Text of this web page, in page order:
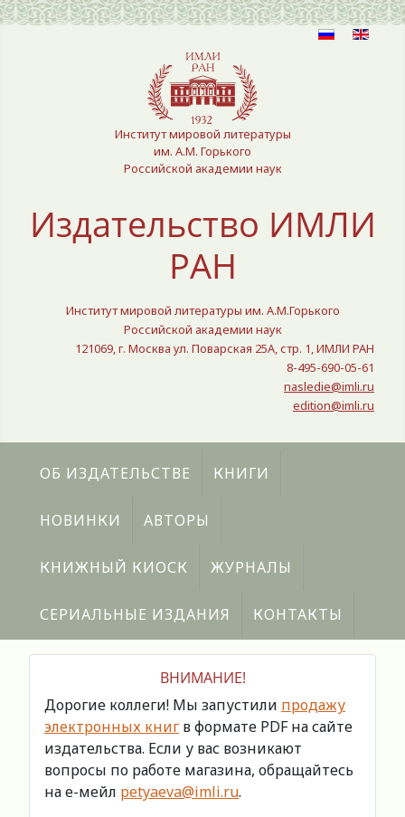
Выберите язык
Институт мировой литературы
им. А.М. Горького
Российской академии наук
Издательство ИМЛИ
РАН
Институт мировой литературы им. А.М.Горького
Российской академии наук
121069, г. Москва ул. Поварская 25A, стр. 1, ИМЛИ РАН
8-495-690-05-61
nasledie@imli.ru
edition@imli.ru
ОБ ИЗДАТЕЛЬСТВЕ КНИГИ
НОВИНКИ АВТОРЫ
КНИЖНЫЙ КИОСК ЖУРНАЛЫ
СЕРИАЛЬНЫЕ ИЗДАНИЯ КОНТАКТЫ
ВНИМАНИЕ!
Дорогие коллеги! Мы запустили продажу
электронных книг в формате PDF на сайте
издательства. Если у вас возникают
вопросы по работе магазина, обращайтесь
на е-мейл petyaeva@imli.ru.